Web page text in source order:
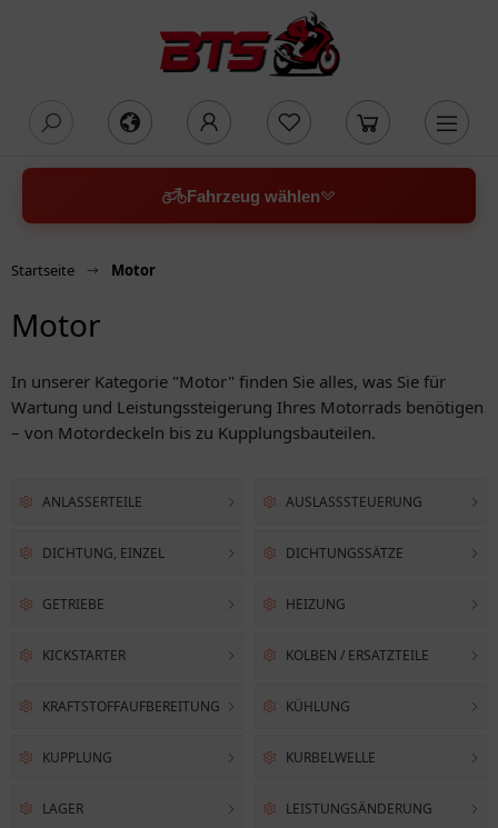
Fahrzeug wählen
Startseite Motor
Motor
In unserer Kategorie "Motor" finden Sie alles, was Sie für
Wartung und Leistungssteigerung Ihres Motorrads benötigen
– von Motordeckeln bis zu Kupplungsbauteilen.
ANLASSERTEILE AUSLASSSTEUERUNG
DICHTUNG, EINZEL DICHTUNGSSÄTZE
GETRIEBE HEIZUNG
KICKSTARTER KOLBEN / ERSATZTEILE
KRAFTSTOFFAUFBEREITUNG KÜHLUNG
KUPPLUNG KURBELWELLE
LAGER LEISTUNGSÄNDERUNG